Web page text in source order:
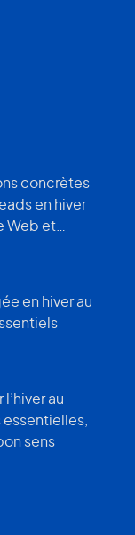
concrètes
en hiver
Web et
en hiver au
au
sens